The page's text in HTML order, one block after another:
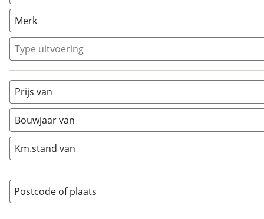
AllRoad (2)
Chopper
Classic
Crosser (0)
Enduro
Minibike (0)
Motorscooter
Naked
Overig (5)
Racer ( 0)
Merk
Type uitvoering
Prijs van
Bouwjaar van
Km.stand van
Postcode of plaats